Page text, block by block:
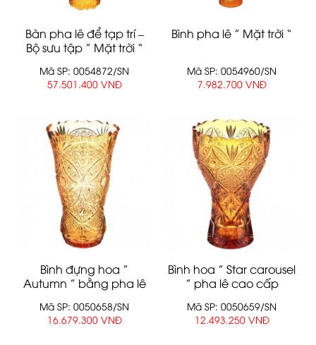
Bàn pha lê để tạp trí –
Bộ sưu tập ” Mặt trời “
Mã SP: 0054872/SN
57.501.400 VNĐ
Bình pha lê ” Mặt trời “
Mã SP: 0054960/SN
7.982.700 VNĐ
Bình đựng hoa ”
Autumn ” bằng pha lê
Mã SP: 0050658/SN
16.679.300 VNĐ
Bình hoa ” Star carousel
” pha lê cao cấp
Mã SP: 0050659/SN
12.493.250 VNĐ